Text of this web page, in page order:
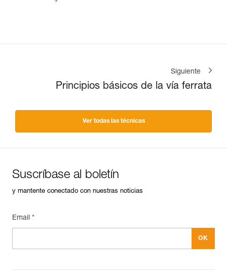
Siguiente
Principios básicos de la vía ferrata
Ver todas las técnicas
Suscríbase al boletín
y mantente conectado con nuestras noticias
Email *